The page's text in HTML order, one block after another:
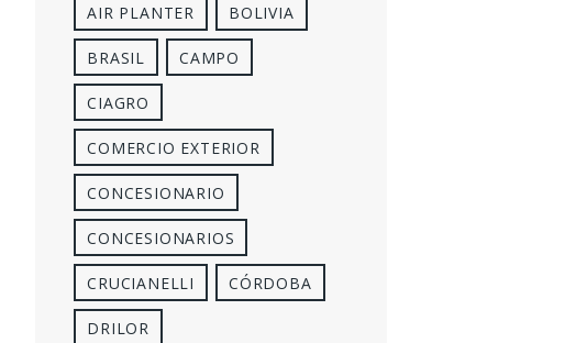
AIR PLANTER BOLIVIA
BRASIL CAMPO
CIAGRO
COMERCIO EXTERIOR
CONCESIONARIO
CONCESIONARIOS
CRUCIANELLI CÓRDOBA
DRILOR